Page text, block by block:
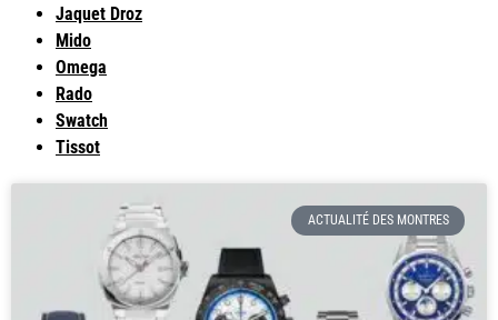
Jaquet Droz
Mido
Omega
Rado
Swatch
Tissot
ACTUALITÉ DES MONTRES